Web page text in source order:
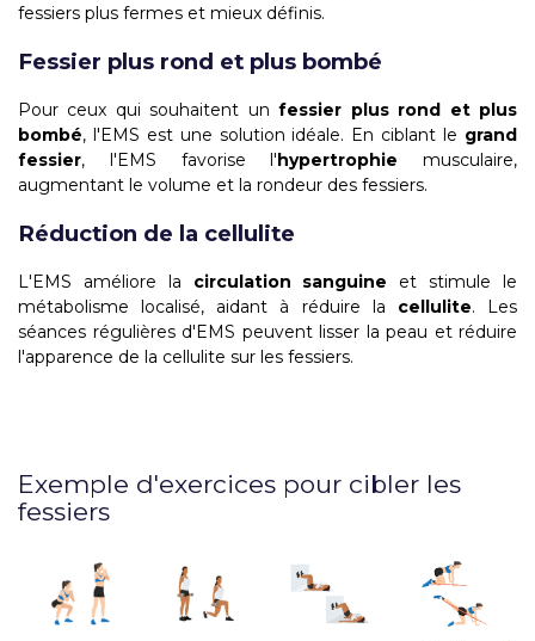
fessiers plus fermes et mieux définis.
Fessier plus rond et plus bombé
Pour ceux qui souhaitent unfessier plus rond et plus
bombé, l'EMS est une solution idéale. En ciblant le grand
fessier, l'EMS favorise l'hypertrophie musculaire,
augmentant le volume et la rondeur des fessiers.
Réduction de la cellulite
L'EMS améliore la circulation sanguine et stimule le
métabolisme localisé, aidant à réduire la cellulite. Les
séances régulières d'EMS peuvent lisser la peau et réduire
l'apparence de la cellulite sur les fessiers.
Exemple d'exercices pour cibler les
fessiers